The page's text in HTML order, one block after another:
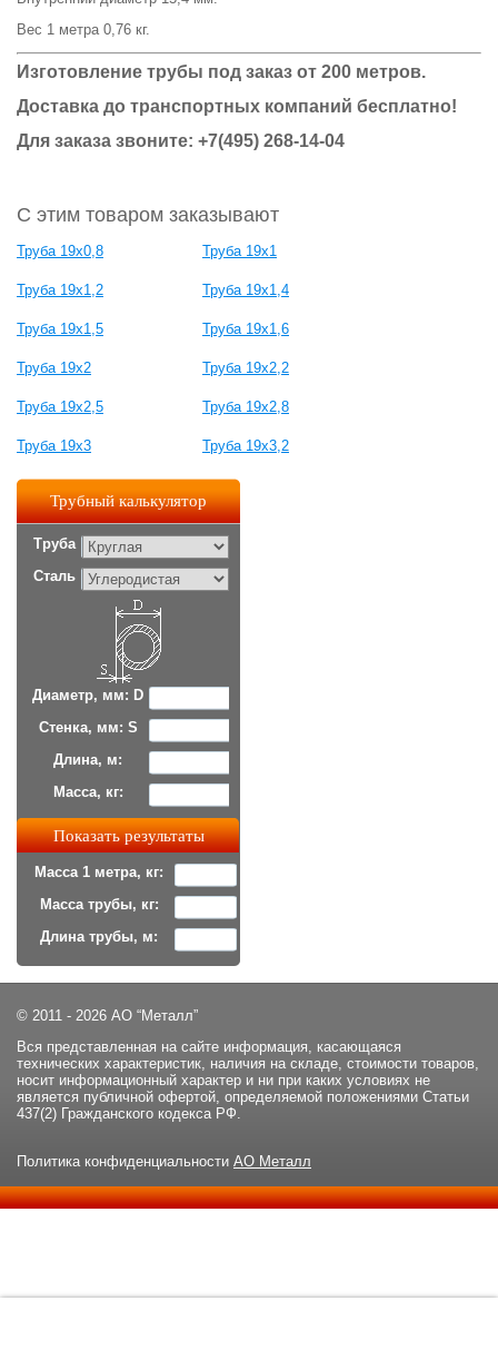
Вес 1 метра 0,76 кг.
Изготовление трубы под заказ от 200 метров.
Доставка до транспортных компаний бесплатно!
Для заказа звоните: +7(495) 268-14-04
С этим товаром заказывают
Труба 19х0,8 Труба 19х1
Труба 19х1,2 Труба 19х1,4
Труба 19х1,5 Труба 19х1,6
Труба 19х2 Труба 19х2,2
Труба 19х2,5 Труба 19х2,8
Труба 19х3 Труба 19х3,2
Трубный калькулятор
Труба
Сталь
Диаметр, мм: D
Стенка, мм: S
Длина, м:
Масса, кг:
Масса 1 метра, кг:
Масса трубы, кг:
Длина трубы, м:
© 2011 - 2026 АО “Металл”
Вся представленная на сайте информация, касающаяся
технических характеристик, наличия на складе, стоимости товаров,
носит информационный характер и ни при каких условиях не
является публичной офертой, определяемой положениями Статьи
437(2) Гражданского кодекса РФ.
Политика конфиденциальности АО Металл